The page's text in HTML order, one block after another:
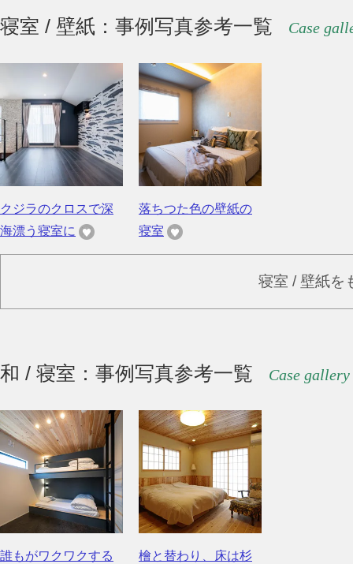
寝室 / 壁紙：事例写真参考一覧 Case
クジラのクロスで深
海漂う寝室に
落ちつた色の壁紙の
寝室
寝室 / 壁紙を
和 / 寝室：事例写真参考一覧 Case gallery
誰もがワクワクする
檜と替わり、床は杉